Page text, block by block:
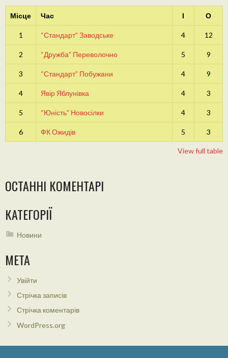
Місце Час І О
1 “Стандарт” Заводське 4 12
2 “Дружба” Переволочно 5 9
3 “Стандарт” Побужани 4 9
4 Явір Яблунівка 4 3
5 “Юність” Новосілки 4 3
6 ФК Ожидів 5 3
View full table
ОСТАННІ КОМЕНТАРІ
КАТЕГОРІЇ
Новини
МЕТА
Увійти
Стрічка записів
Стрічка коментарів
WordPress.org